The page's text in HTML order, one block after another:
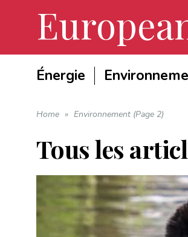
Énergie
Home » Environnement (Page 2)
Tous les